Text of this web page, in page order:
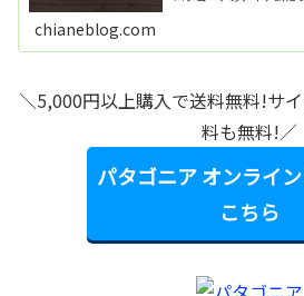
調べてまとめてみまし
chianeblog.com
＼5,000円以上購入で送料無料!サ
料も無料!／
パタゴニア オンライ
こちら